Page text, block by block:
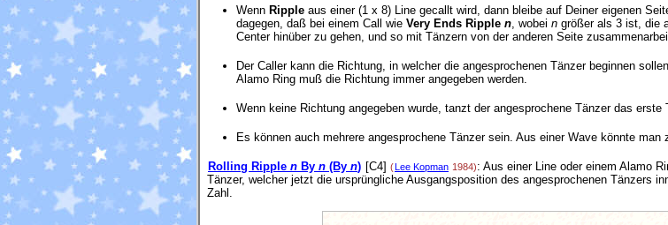
Wenn Ripple aus einer (1 x 8) Line gecallt wird, dann bleibe auf Deiner eigenen
dagegen, daß bei einem Call wie Very Ends Ripple n , wobei n größer als 3 ist, die
Center hinüber zu gehen, und so mit Tänzern von der anderen Seite
Der Caller kann die Richtung, in welcher die angesprochenen Tänzer beginnen
Alamo Ring muß die Richtung immer angegeben werden.
Wenn keine Richtung angegeben wurde, tanzt der angesprochene Tänzer das erste
Es können auch mehrere angesprochene Tänzer sein. Aus einer Wave könnte man
Rolling Ripple n By n (By n) [C4] (Lee Kopman 1984): Aus einer Line oder einem Alamo
Tänzer, welcher jetzt die ursprüngliche Ausgangsposition des angesprochenen Tänzers
Zahl.